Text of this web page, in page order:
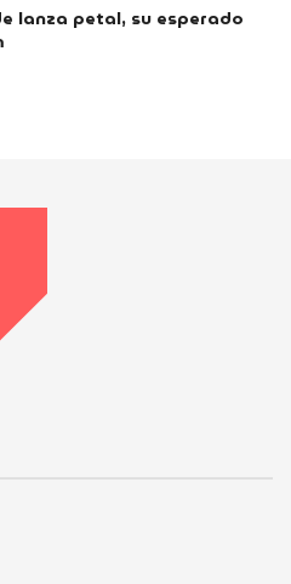
lanza petal, su esperado